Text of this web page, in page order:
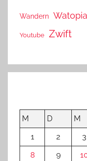
Wandern Watopia
Youtube Zwift
M
D M
1
2 3
8
9